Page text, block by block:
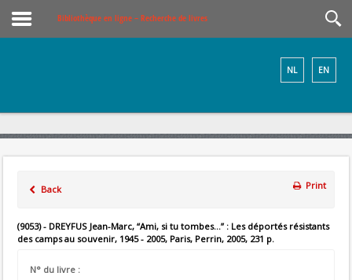
Bibliothèque en ligne – Recherche de livres
EN
NL
Back Print
(9053) - DREYFUS Jean-Marc, “Ami, si tu tombes...” : Les déportés résistants
des camps au souvenir, 1945 - 2005, Paris, Perrin, 2005, 231 p.
N° du livre :